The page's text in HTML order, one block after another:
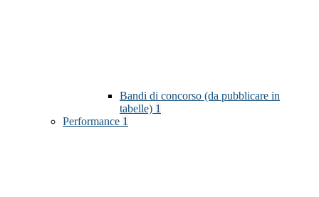
Bandi di concorso (da pubblicare in
tabelle) 1
Performance 1